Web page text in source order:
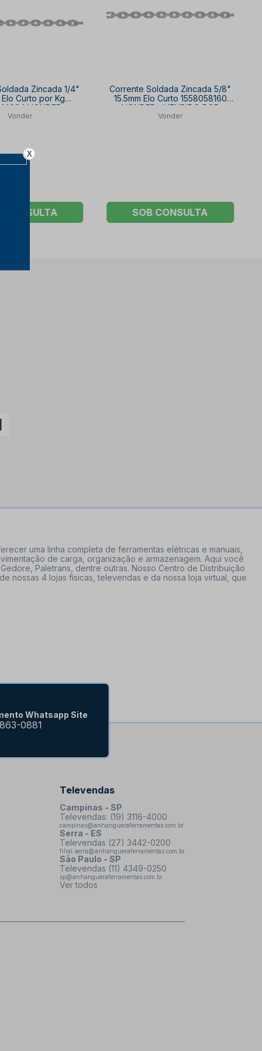
Zincada 1/4"
Elo Curto por Kg
VONDER
Vonder
CONSULTA
Corrente Soldada Zincada 5/8"
15.5mm Elo Curto 1558058160
VONDER - VENDIDO POR
METRO
Vonder
SOB CONSULTA
uma linha completa de ferramentas elétricas e manuais,
de carga, organização e armazenagem. Aqui você
Paletrans, dentre outras. Nosso Centro de Distribuição
nossas 4 lojas físicas, televendas e da nossa loja virtual, que
Whatsapp Site
0881
Televendas
Campinas - SP
Televendas: (19) 3116-4000
campinas@anhangueraferramentas.com.br
Serra - ES
Televendas (27) 3442-0200
filial.serra@anhangueraferramentas.com.br
São Paulo - SP
Televendas (11) 4349-0250
sp@anhangueraferramentas.com.br
Ver todos
X